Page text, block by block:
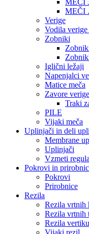
MEČI
MEČI
Verige
Vodila
Zobniki
Iglični ležaji
Napenjalci
Matice meča
Zavore verige
Traki
PILE
Vijaki meča
Uplinjači in deli
Membrane
Uplinjači
Vzmeti
Pokrovi in
Pokrovi
Prirobnice
Rezila
Rezila vrtnih
Rezila vrtnih
Rezila